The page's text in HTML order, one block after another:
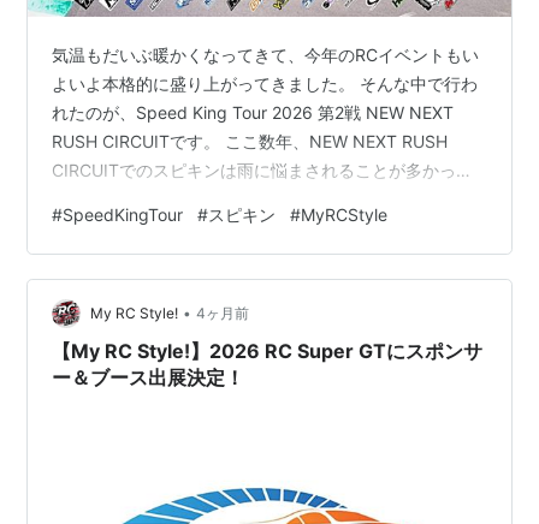
気温もだいぶ暖かくなってきて、今年のRCイベントもい
よいよ本格的に盛り上がってきました。 そんな中で行わ
れたのが、Speed King Tour 2026 第2戦 NEW NEXT
RUSH CIRCUITです。 ここ数年、NEW NEXT RUSH
CIRCUITでのスピキンは雨に悩まされることが多かった
なく、最高の天気、そして気持ちの良い気温の中で開催
される最高のイベントとなりました。 そして今回のレー
スは、自分にとって一つの節目となるレースでもありま
した。 5月上旬に子供が生まれる予定で、そこから育休
に入るため、自分のレース活動も一旦休…
#SpeedKingTour #スピキン #MyRCStyle
My RC Style! • 4ヶ月前
【My RC Style!】2026 RC Super GTにスポンサ
ー＆ブース出展決定！